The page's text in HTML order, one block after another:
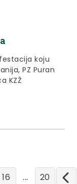
koju
PZ Puran
KZŽ
16 ... 20